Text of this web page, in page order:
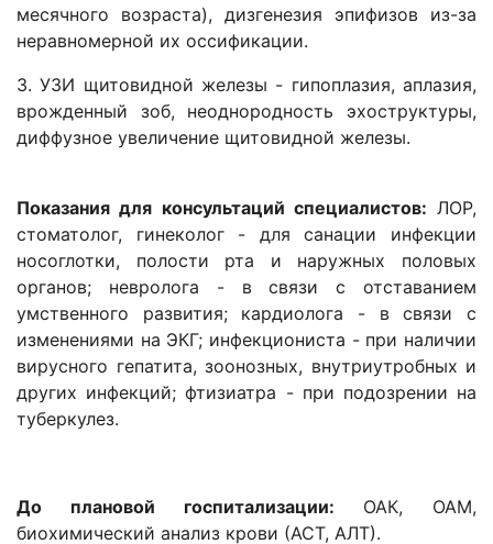
месячного возраста), дизгенезия эпифизов из-за
неравномерной их оссификации.
3. УЗИ щитовидной железы - гипоплазия, аплазия,
врожденный зоб, неоднородность эхоструктуры,
диффузное увеличение щитовидной железы.
Показания для консультаций специалистов: ЛОР,
стоматолог, гинеколог - для санации инфекции
носоглотки, полости рта и наружных половых
органов; невролога - в связи с отставанием
умственного развития; кардиолога - в связи с
изменениями на ЭКГ; инфекциониста - при наличии
вирусного гепатита, зоонозных, внутриутробных и
других инфекций; фтизиатра - при подозрении на
туберкулез.
До плановой госпитализации: ОАК, ОАМ,
биохимический анализ крови (АСТ, АЛТ).